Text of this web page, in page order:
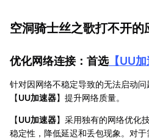
空洞骑士丝之歌打不开的
优化网络连接：首选【UU
针对因网络不稳定导致的无法启动
【UU加速器】提升网络质量。
【UU加速器】采用独有的网络优化
稳定性，降低延迟和丢包现象。对